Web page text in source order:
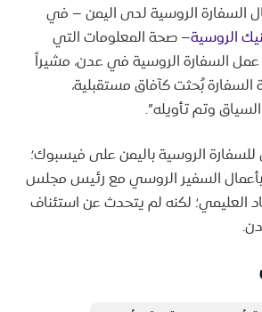
السفارة الروسية لدى اليمن – في
الروسية– صحة المعلومات التي
السفارة الروسية في عدن، مشيراً
بُحثت كآفاق مستقبلية،
وتم تأويله”.
الروسية باليمن على فيسبوك؛
بأعمال السفير الروسي مع رئيس مجلس
العليمي؛ لكنه لم يتحدث عن استئناف